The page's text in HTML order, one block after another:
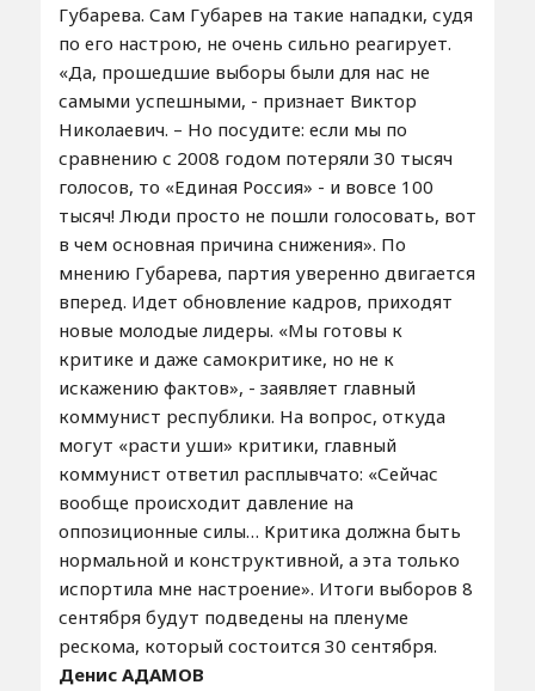
Губарева. Сам Губарев на такие нападки, судя
по его настрою, не очень сильно реагирует.
«Да, прошедшие выборы были для нас не
самыми успешными, - признает Виктор
Николаевич. – Но посудите: если мы по
сравнению с 2008 годом потеряли 30 тысяч
голосов, то «Единая Россия» - и вовсе 100
тысяч! Люди просто не пошли голосовать, вот
в чем основная причина снижения». По
мнению Губарева, партия уверенно двигается
вперед. Идет обновление кадров, приходят
новые молодые лидеры. «Мы готовы к
критике и даже самокритике, но не к
искажению фактов», - заявляет главный
коммунист республики. На вопрос, откуда
могут «расти уши» критики, главный
коммунист ответил расплывчато: «Сейчас
вообще происходит давление на
оппозиционные силы… Критика должна быть
нормальной и конструктивной, а эта только
испортила мне настроение». Итоги выборов 8
сентября будут подведены на пленуме
рескома, который состоится 30 сентября.
Денис АДАМОВ